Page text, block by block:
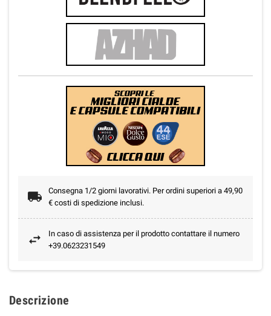
Consegna 1/2 giorni lavorativi. Per ordini superiori a 49,90
€ costi di spedizione inclusi.
In caso di assistenza per il prodotto contattare il numero
+39.0623231549
Descrizione